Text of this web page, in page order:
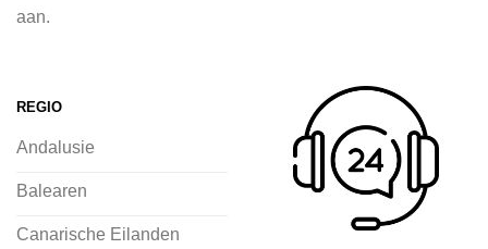
vliegvakantie zoeken en boeken bij
2Spanje.nl, met een team dat altijd
klaarstaat om eventuele vragen te
beantwoorden en ervoor te zorgen dat
jij met een gerust hart op vakantie kunt
aan.
REGIO
Andalusie
Balearen
Canarische Eilanden